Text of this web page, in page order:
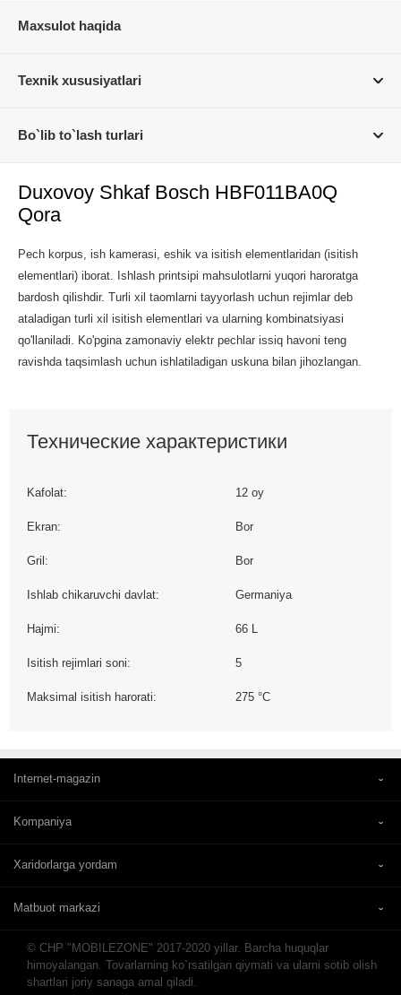
Maxsulot haqida
Texnik xususiyatlari
Bo`lib to`lash turlari
Duxovoy Shkaf Bosch HBF011BA0Q
Qora
Pech korpus, ish kamerasi, eshik va isitish elementlaridan (isitish
elementlari) iborat. Ishlash printsipi mahsulotlarni yuqori haroratga
bardosh qilishdir. Turli xil taomlarni tayyorlash uchun rejimlar deb
ataladigan turli xil isitish elementlari va ularning kombinatsiyasi
qo'llaniladi. Ko'pgina zamonaviy elektr pechlar issiq havoni teng
ravishda taqsimlash uchun ishlatiladigan uskuna bilan jihozlangan.
Технические характеристики
Kafolat: 12 oy
Ekran: Bor
Gril: Bor
Ishlab chikaruvchi davlat: Germaniya
Hajmi: 66 L
Isitish rejimlari soni: 5
Maksimal isitish harorati: 275 °C
Internet-magazin
Kompaniya
Xaridorlarga yordam
Matbuot markazi
© CHP "MOBILEZONE" 2017-2020 yillar. Barcha huquqlar
himoyalangan. Tovarlarning ko`rsatilgan qiymati va ularni sotib olish
shartlari joriy sanaga amal qiladi.